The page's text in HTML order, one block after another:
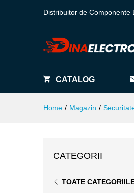
Distribuitor de Componente
CATALOG
Home / Magazin /
CATEGORII
TOATE CATEGORIILE